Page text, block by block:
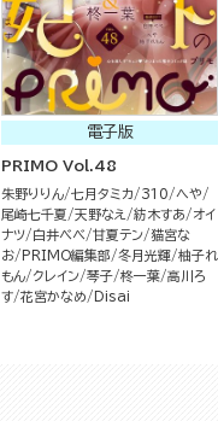
電子版
PRIMO Vol.48
朱野りりん 七月タミカ 310
へや
尾崎七千夏
天野なえ 紡木すあ
オイ
ナツ
白井べべ 甘夏テン 猫宮な
お
PRIMO編集部 冬月光輝 柚子れ
もん
クレイン 琴子 柊一葉 高川ろ
す 花宮かなめ Disai